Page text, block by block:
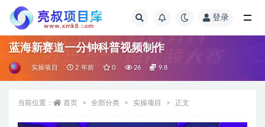
登录
蓝海新赛道一分钟科普视频制作
实操项目 2 年前 0 26 9.8
当前位置： 首页 全部分类 实操项目 正文